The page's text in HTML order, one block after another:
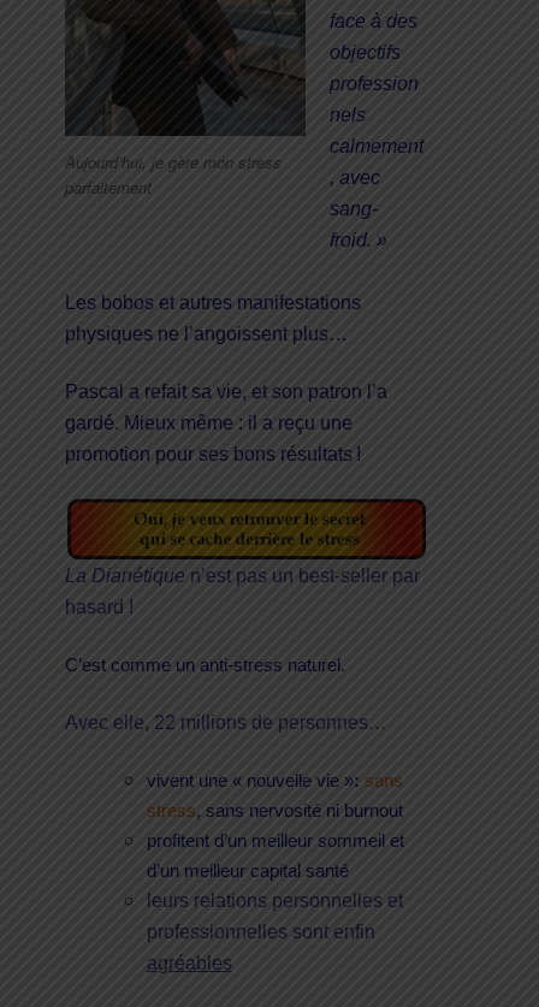
Aujourd’hui, je gère mon stress
parfaitement
face à des
objectifs
profession
nels
calmement
, avec
sang-
froid. »
Les bobos et autres manifestations
physiques ne l’angoissent plus…
Pascal a refait sa vie, et son patron l’a
gardé. Mieux même : il a reçu une
promotion pour ses bons résultats !
La Dianétique n’est pas un best-seller par
hasard !
C’est comme un anti-stress naturel.
Avec elle, 22 millions de personnes…
vivent une « nouvelle vie »: sans
stress, sans nervosité ni burnout
profitent d’un meilleur sommeil et
d’un meilleur capital santé
leurs relations personnelles et
professionnelles sont enfin
agréables